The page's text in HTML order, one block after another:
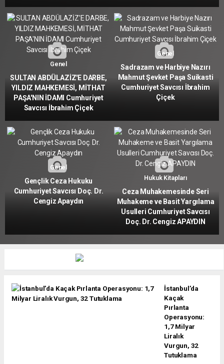
Genel
SULTAN ABDÜLAZİZ'E DARBE,
YILDIZ MAHKEMESİ, MİTHAT
PAŞA'NIN İDAMI Cumhuriyet
Savcısı İbrahim Çiçek
Genel
Sadrazam ve Harbiye Nazırı
Mahmut Şevket Paşa Suikasti
Cumhuriyet Savcısı İbrahim
Çiçek
Genel
Gençlik Ceza Hukuku
Cumhuriyet Savcısı Doç. Dr.
Cengiz Apaydın
Hukuk Kitapları
Ceza Muhakemesinde Seri
Muhakeme ve Basit Yargılama
Usulleri Cumhuriyet Savcısı
Doç. Dr. Cengiz APAYDIN
İstanbul’da
Kaçak
Pırlanta
Operasyonu:
1,7 Milyar
Liralık
Vurgun, 32
Tutuklama